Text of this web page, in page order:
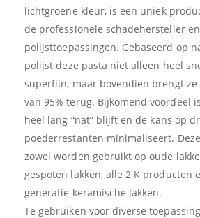
lichtgroene kleur, is een uniek
de professionele schadehersteller
polijsttoepassingen. Gebaseerd op
polijst deze pasta niet alleen heel
superfijn, maar bovendien brengt
van 95% terug. Bijkomend voordeel
heel lang “nat” blijft en de kans op
poederrestanten minimaliseert.
zowel worden gebruikt op oude
gespoten lakken, alle 2 K producten
generatie keramische lakken.
Te gebruiken voor diverse